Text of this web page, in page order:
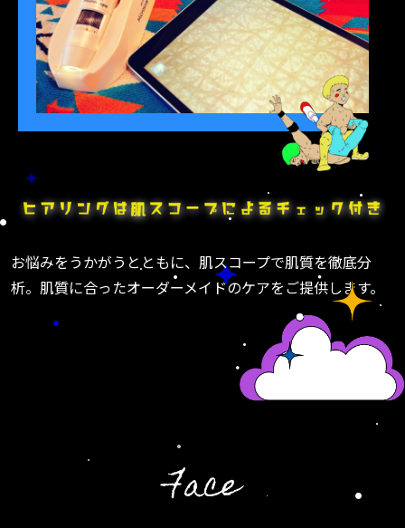
お悩みをうかがうとともに、肌スコープで肌質を徹底分
析。肌質に合ったオーダーメイドのケアをご提供します。
Face